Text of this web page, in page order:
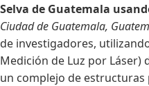
Selva de Guatemala
Ciudad de Guatemala,
de investigadores,
Medición de Luz por Láser)
un complejo de